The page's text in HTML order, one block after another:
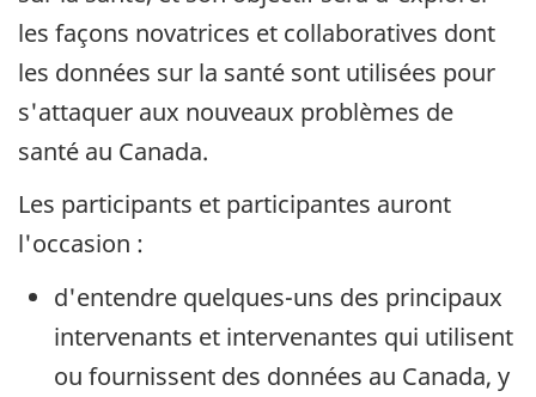
les façons novatrices et collaboratives dont
les données sur la santé sont utilisées pour
s'attaquer aux nouveaux problèmes de
santé au Canada.
Les participants et participantes auront
l'occasion :
d'entendre quelques-uns des principaux
intervenants et intervenantes qui utilisent
ou fournissent des données au Canada, y